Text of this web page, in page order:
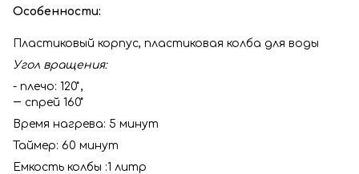
Особенности:
Пластиковый корпус, пластиковая колба для воды
Угол вращения:
- плечо: 120 ̊̊,
― спрей 160 ̊̊
Время нагрева: 5 минут
Таймер: 60 минут
Емкость колбы :1 литр